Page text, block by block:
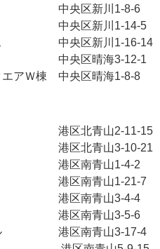
　　　　　　　中央
　　　　　　　中央区
クス　　　　　中央区
　　　　　　　中央区
スクエアＷ棟　中央
　　　　　　港区北青
　　　　　　港区北青
　　　　　　　港区南
　　　　　　港区南青
　　　　　　　港区南
　　　　　　　港区南
ビル　　　　　港区南